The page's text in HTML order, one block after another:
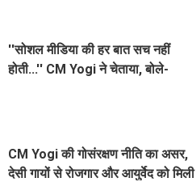
''सोशल मीडिया की हर बात सच नहीं
होती...'' CM Yogi ने चेताया, बोले-
CM Yogi की गोसंरक्षण नीति का असर,
देसी गायों से रोजगार और आयुर्वेद को मिली